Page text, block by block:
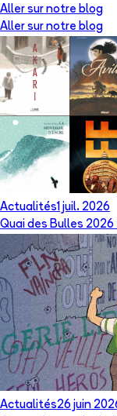
Aller sur notre blog
Aller sur notre blog
Actualités1 juil. 2026
Quai des Bulles
Actualités26 juin